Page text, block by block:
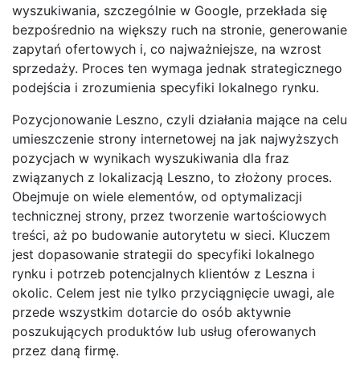
wyszukiwania, szczególnie w Google, przekłada się
bezpośrednio na większy ruch na stronie, generowanie
zapytań ofertowych i, co najważniejsze, na wzrost
sprzedaży. Proces ten wymaga jednak strategicznego
podejścia i zrozumienia specyfiki lokalnego rynku.
Pozycjonowanie Leszno, czyli działania mające na celu
umieszczenie strony internetowej na jak najwyższych
pozycjach w wynikach wyszukiwania dla fraz
związanych z lokalizacją Leszno, to złożony proces.
Obejmuje on wiele elementów, od optymalizacji
technicznej strony, przez tworzenie wartościowych
treści, aż po budowanie autorytetu w sieci. Kluczem
jest dopasowanie strategii do specyfiki lokalnego
rynku i potrzeb potencjalnych klientów z Leszna i
okolic. Celem jest nie tylko przyciągnięcie uwagi, ale
przede wszystkim dotarcie do osób aktywnie
poszukujących produktów lub usług oferowanych
przez daną firmę.